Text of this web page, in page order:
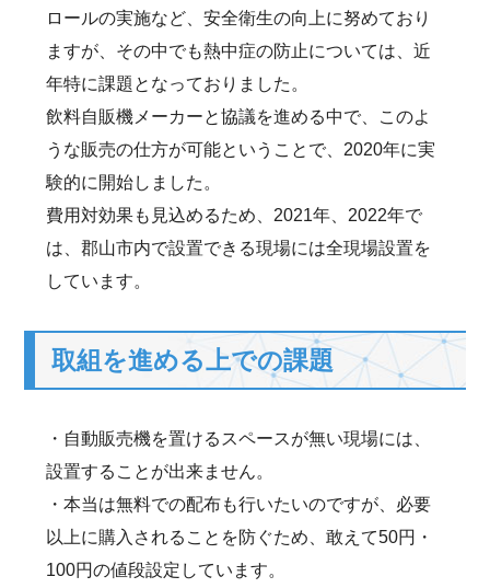
ロールの実施など、安全衛生の向上に努めており
ますが、その中でも熱中症の防止については、近
年特に課題となっておりました。
飲料自販機メーカーと協議を進める中で、このよ
うな販売の仕方が可能ということで、2020年に実
験的に開始しました。
費用対効果も見込めるため、2021年、2022年で
は、郡山市内で設置できる現場には全現場設置を
しています。
取組を進める上での課題
・自動販売機を置けるスペースが無い現場には、
設置することが出来ません。
・本当は無料での配布も行いたいのですが、必要
以上に購入されることを防ぐため、敢えて50円・
100円の値段設定しています。